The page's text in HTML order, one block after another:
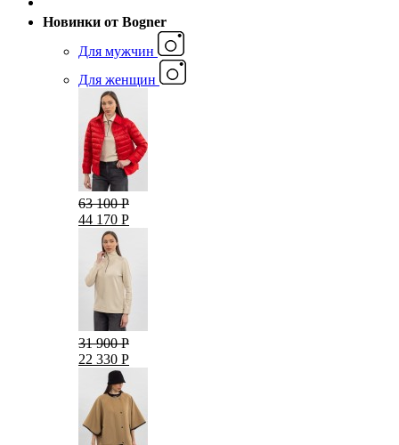
Новинки от Bogner
Для мужчин
Для женщин
63 100 Р
44 170 Р
31 900 Р
22 330 Р